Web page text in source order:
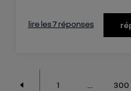
lire les 7 réponses
1 300